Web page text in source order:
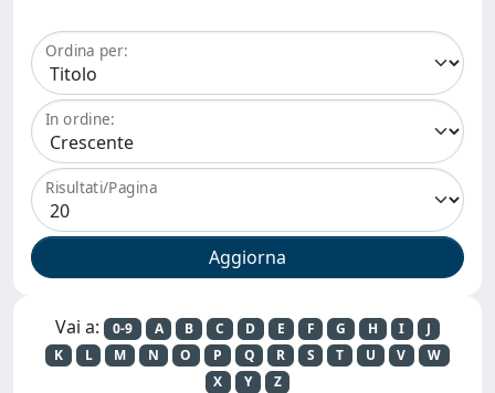
Ordina per:
In ordine:
Risultati/Pagina
Vai a: 0-9 A B C D E F G H I
J
K
L M N O P Q R S T U V
W
X
Y Z